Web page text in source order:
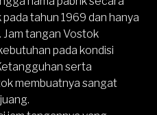
tahun 1969 dan hanya
tangan Vostok
pada kondisi
serta
membuatnya sangat